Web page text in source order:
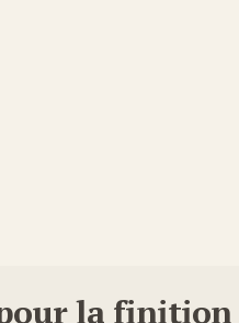
la finition